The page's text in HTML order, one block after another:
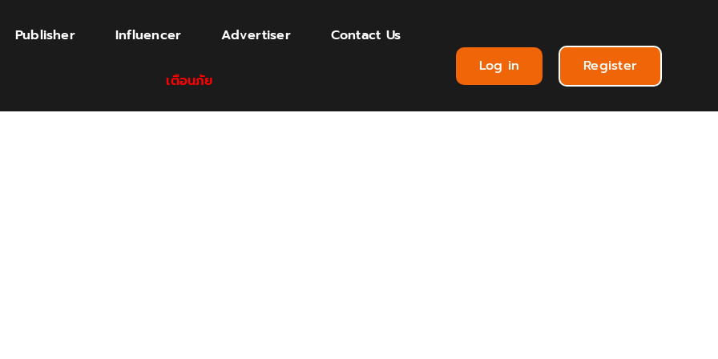
Publisher Influencer Advertiser Contact Us
เตือนภัย
Log in Register